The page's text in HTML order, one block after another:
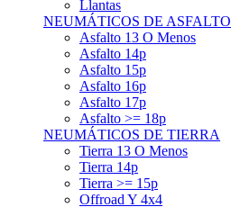
Llantas
NEUMÁTICOS DE ASFALTO
Asfalto 13 O Menos
Asfalto 14p
Asfalto 15p
Asfalto 16p
Asfalto 17p
Asfalto >= 18p
NEUMÁTICOS DE TIERRA
Tierra 13 O Menos
Tierra 14p
Tierra >= 15p
Offroad Y 4x4